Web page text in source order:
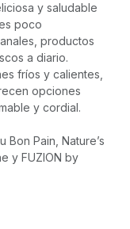
y saludable
poco
productos
a diario.
fríos y calientes,
opciones
y cordial.
Bon Pain, Nature’s
y FUZION by